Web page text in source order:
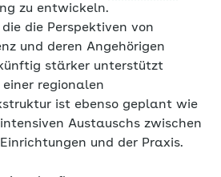
zu entwickeln.
die Perspektiven von
und deren Angehörigen
stärker unterstützt
regionalen
ist ebenso geplant wie
Austauschs zwischen
und der Praxis.